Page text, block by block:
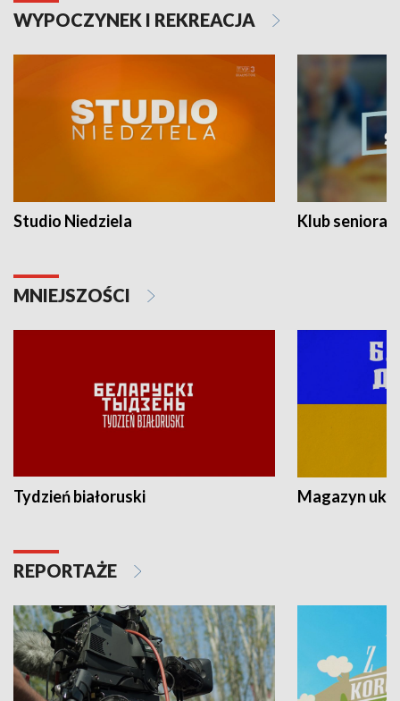
WYPOCZYNEK I REKREACJA
Studio Niedziela Klub seniora
MNIEJSZOŚCI
Tydzień białoruski Magazyn
REPORTAŻE